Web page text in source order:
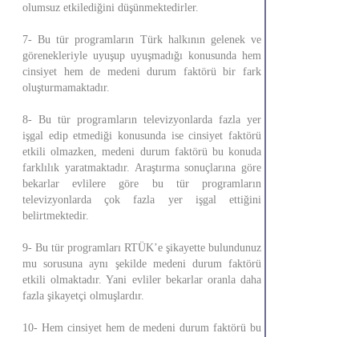
olumsuz etkilediğini düşünmektedirler.
7- Bu tür programların Türk halkının gelenek ve
görenekleriyle uyuşup uyuşmadığı konusunda hem
cinsiyet hem de medeni durum faktörü bir fark
oluşturmamaktadır.
8- Bu tür programların televizyonlarda fazla yer
işgal edip etmediği konusunda ise cinsiyet faktörü
etkili olmazken, medeni durum faktörü bu konuda
farklılık yaratmaktadır. Araştırma sonuçlarına göre
bekarlar evlilere göre bu tür programların
televizyonlarda çok fazla yer işgal ettiğini
belirtmektedir.
9- Bu tür programları RTÜK’e şikayette bulundunuz
mu sorusuna aynı şekilde medeni durum faktörü
etkili olmaktadır. Yani evliler bekarlar oranla daha
fazla şikayetçi olmuşlardır.
10- Hem cinsiyet hem de medeni durum faktörü bu